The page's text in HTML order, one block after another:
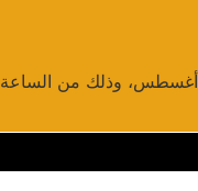
لن تتوفر خدمات تحويل الأموال عبر الخدمات المصرفية عبر الهاتف المحمول والإنترنت في 9 أغسطس، وذلك من الساعة